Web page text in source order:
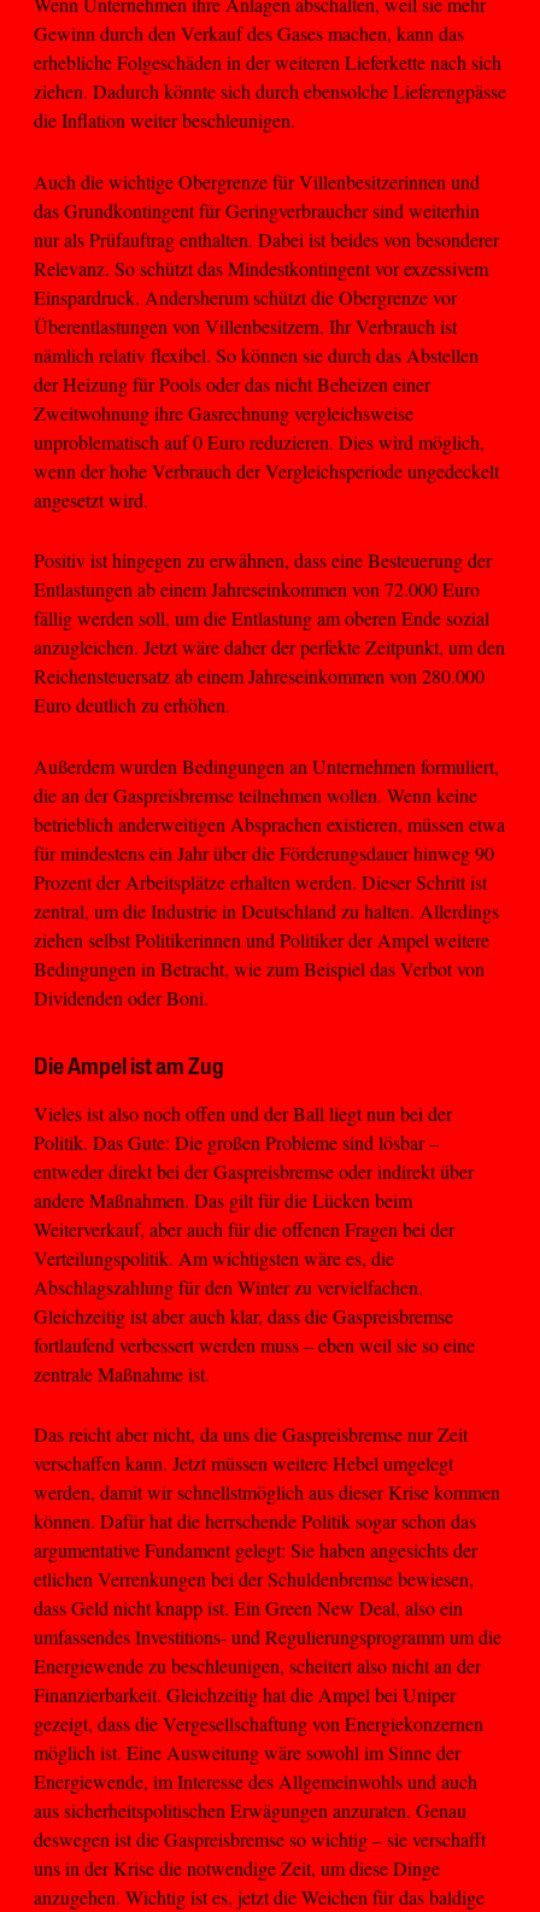
Gewinn durch den Verkauf des Gases machen, kann das
erhebliche Folgeschäden in der weiteren Lieferkette nach sich
ziehen. Dadurch könnte sich durch ebensolche Lieferengpässe
die Inflation weiter beschleunigen.
Auch die wichtige Obergrenze für Villenbesitzerinnen und
das Grundkontingent für Geringverbraucher sind weiterhin
nur als Prüfauftrag enthalten. Dabei ist beides von besonderer
Relevanz. So schützt das Mindestkontingent vor exzessivem
Einspardruck. Andersherum schützt die Obergrenze vor
Überentlastungen von Villenbesitzern. Ihr Verbrauch ist
nämlich relativ flexibel. So können sie durch das Abstellen
der Heizung für Pools oder das nicht Beheizen einer
Zweitwohnung ihre Gasrechnung vergleichsweise
unproblematisch auf 0 Euro reduzieren. Dies wird möglich,
wenn der hohe Verbrauch der Vergleichsperiode ungedeckelt
angesetzt wird.
Positiv ist hingegen zu erwähnen, dass eine Besteuerung der
Entlastungen ab einem Jahreseinkommen von 72.000 Euro
fällig werden soll, um die Entlastung am oberen Ende sozial
anzugleichen. Jetzt wäre daher der perfekte Zeitpunkt, um den
Reichensteuersatz ab einem Jahreseinkommen von 280.000
Euro deutlich zu erhöhen.
Außerdem wurden Bedingungen an Unternehmen formuliert,
die an der Gaspreisbremse teilnehmen wollen. Wenn keine
betrieblich anderweitigen Absprachen existieren, müssen etwa
für mindestens ein Jahr über die Förderungsdauer hinweg 90
Prozent der Arbeitsplätze erhalten werden. Dieser Schritt ist
zentral, um die Industrie in Deutschland zu halten. Allerdings
ziehen selbst Politikerinnen und Politiker der Ampel weitere
Bedingungen in Betracht, wie zum Beispiel das Verbot von
Dividenden oder Boni.
Die Ampel ist am Zug
Vieles ist also noch offen und der Ball liegt nun bei der
Politik. Das Gute: Die großen Probleme sind lösbar –
entweder direkt bei der Gaspreisbremse oder indirekt über
andere Maßnahmen. Das gilt für die Lücken beim
Weiterverkauf, aber auch für die offenen Fragen bei der
Verteilungspolitik. Am wichtigsten wäre es, die
Abschlagszahlung für den Winter zu vervielfachen.
Gleichzeitig ist aber auch klar, dass die Gaspreisbremse
fortlaufend verbessert werden muss – eben weil sie so eine
zentrale Maßnahme ist.
Das reicht aber nicht, da uns die Gaspreisbremse nur Zeit
verschaffen kann. Jetzt müssen weitere Hebel umgelegt
werden, damit wir schnellstmöglich aus dieser Krise kommen
können. Dafür hat die herrschende Politik sogar schon das
argumentative Fundament gelegt: Sie haben angesichts der
etlichen Verrenkungen bei der Schuldenbremse bewiesen,
dass Geld nicht knapp ist. Ein Green New Deal, also ein
umfassendes Investitions- und Regulierungsprogramm um die
Energiewende zu beschleunigen, scheitert also nicht an der
Finanzierbarkeit. Gleichzeitig hat die Ampel bei Uniper
gezeigt, dass die Vergesellschaftung von Energiekonzernen
möglich ist. Eine Ausweitung wäre sowohl im Sinne der
Energiewende, im Interesse des Allgemeinwohls und auch
aus sicherheitspolitischen Erwägungen anzuraten. Genau
deswegen ist die Gaspreisbremse so wichtig – sie verschafft
uns in der Krise die notwendige Zeit, um diese Dinge
anzugehen. Wichtig ist es, jetzt die Weichen für das baldige